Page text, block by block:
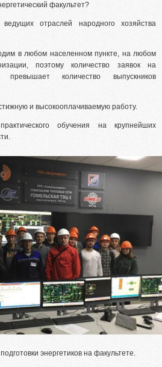
факультет?
отраслей народного хозяйства
в любом населенном пункте, на любом
поэтому количество заявок на
превышает количество выпускников
и высокооплачиваемую работу.
обучения на крупнейших
энергетиков на факультете.